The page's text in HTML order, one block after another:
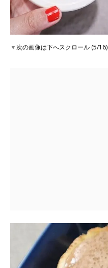
▼次の画像は下へスクロール (5/16)